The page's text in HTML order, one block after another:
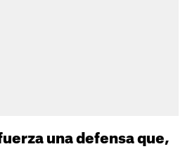
una defensa que,